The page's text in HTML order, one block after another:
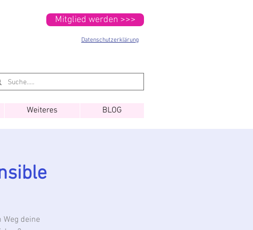
Mitglied werden >>>
Datenschutzerklärung
Weiteres BLOG
deine